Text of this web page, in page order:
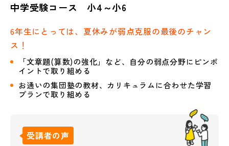
中学受験コース 小4～小6
6年生にとっては、夏休みが弱点克服の最後のチャン
ス！
「文章題(算数)の強化」など、自分の弱点分野にピンポ
イントで取り組める
お通いの集団塾の教材、カリキュラムに合わせた学習
プランで取り組める
受講者の声